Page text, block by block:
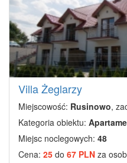
Villa Żeglarzy
Miejscowość: Rusinowo,
Kategoria obiektu:
Miejsc noclegowych: 48
Cena: 25 do 67 PLN za